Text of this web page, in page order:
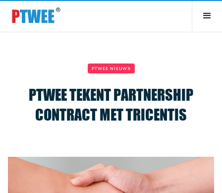
PTWEE NIEUWS
PTWEE TEKENT PARTNERSHIP
CONTRACT MET TRICENTIS